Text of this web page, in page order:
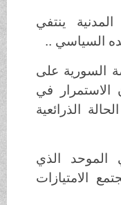
ينتفي
السياسي ..
السورية على
في
الذرائعية
الذي
الامتيازات